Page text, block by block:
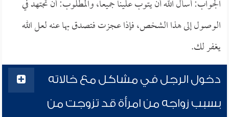
الجواب: أسأل الله أن يتوب علينا جميعاً، والمطلوب: أن تجتهد في
الوصول إلى هذا الشخص، فإذا عجزت فتصدق بها عنه لعل الله
يغفر لك.
دخول الرجل في مشاكل مع خالاته
بسبب زواجه من امرأة قد تزوجت من